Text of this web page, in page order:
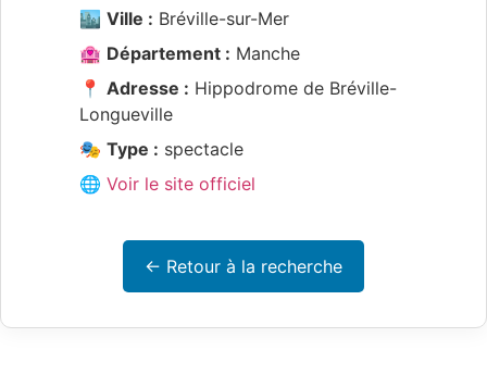
🏙️ Ville : Bréville-sur-Mer
🏩 Département : Manche
📍 Adresse : Hippodrome de Bréville-
Longueville
🎭 Type : spectacle
🌐 Voir le site officiel
← Retour à la recherche